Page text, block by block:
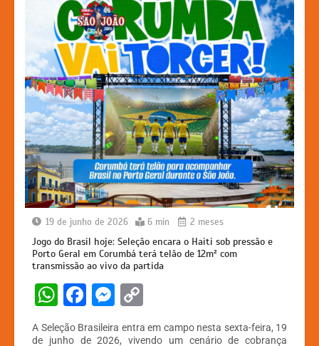
19 de junho de 2026 6 min 2 meses
Jogo do Brasil hoje: Seleção encara o Haiti sob pressão e
Porto Geral em Corumbá terá telão de 12m² com
transmissão ao vivo da partida
W
h
at
F
c
M
s
p
A Seleção Brasileira entra em campo nesta sexta-feira, 19
de junho de 2026, vivendo um cenário de cobrança